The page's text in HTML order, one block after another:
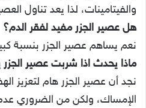
والفيتامينات، لذا يعد تناول
هل عصير الجزر مفيد لفقر الدم؟
نعم يساهم عصير الجزر بنسبة
ماذا يحدث اذا شربت عصير الجزر
نجد أن عصير الجزر هام لتعزيز
الإمساك، ولكن من الضروري عدم